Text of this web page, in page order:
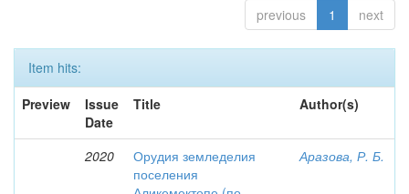
previous 1 next
Item hits:
Preview
Issue
Date
Title Author(s)
2020
Орудия земледелия
поселения
Аразова, Р. Б.